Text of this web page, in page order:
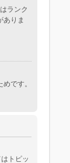
ランク
ありま
です。
トピッ